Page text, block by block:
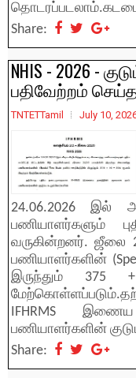
Share:
NHIS - 2026 -
பதிவேற்றம்
TNTETTamil July 10,
24.06.2026 இல்
பணியாளர்களும்
வருகின்றனர். ஜீலை
பணியாளர்களின்
இருந்தும் 375
IFHRMS
பணியாளர்களின்
Share: